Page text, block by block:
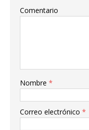
Comentario
Nombre *
Correo electrónico *